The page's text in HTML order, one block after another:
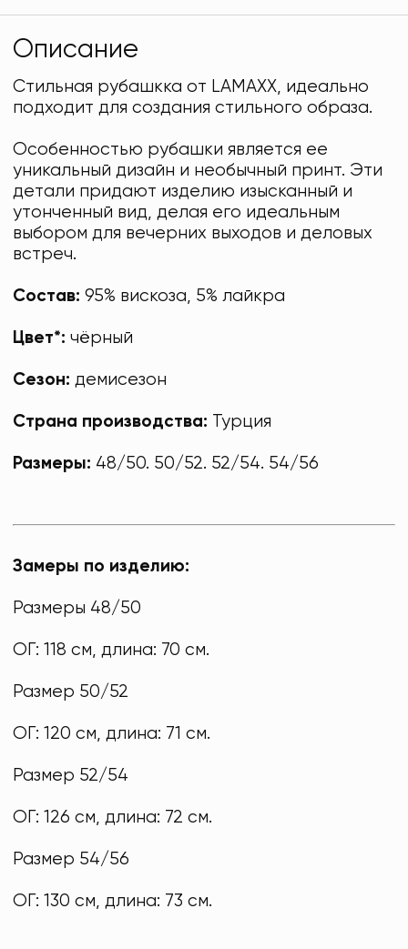
Описание
Стильная рубашкка от LAMAXX, идеально
подходит для создания стильного образа.
Особенностью рубашки является ее
уникальный дизайн и необычный принт. Эти
детали придают изделию изысканный и
утонченный вид, делая его идеальным
выбором для вечерних выходов и деловых
встреч.
Состав: 95% вискоза, 5% лайкра
Цвет*: чёрный
Сезон: демисезон
Страна производства: Турция
Размеры: 48/50. 50/52. 52/54. 54/56
Замеры по изделию:
Размеры 48/50
ОГ: 118 см, длина: 70 см.
Размер 50/52
ОГ: 120 см, длина: 71 см.
Размер 52/54
ОГ: 126 см, длина: 72 см.
Размер 54/56
ОГ: 130 см, длина: 73 см.